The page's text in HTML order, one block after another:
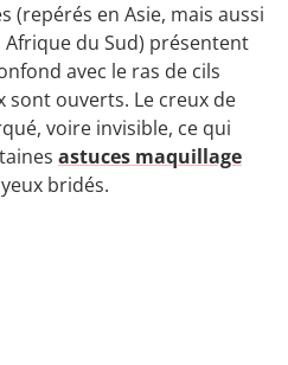
(repérés en Asie, mais aussi
du Sud) présentent
avec le ras de cils
ouverts. Le creux de
voire invisible, ce qui
astuces maquillage
bridés.